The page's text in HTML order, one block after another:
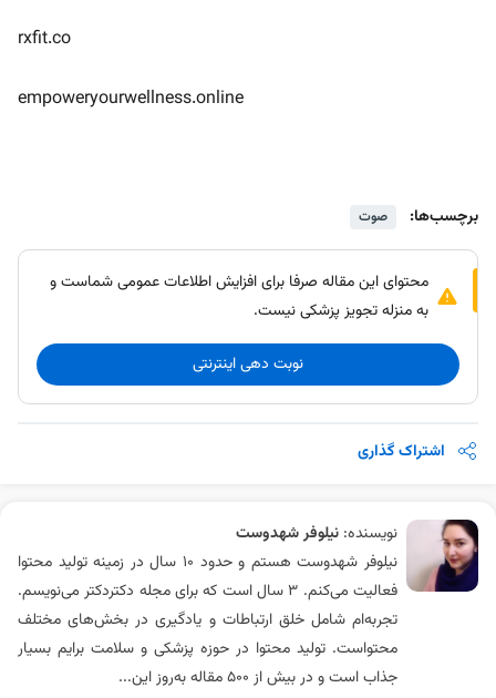
rxfit.co
empoweryourwellness.online
برچسب‌ها: صوت
محتوای این مقاله صرفا برای افزایش اطلاعات عمومی شماست و
به منزله تجویز پزشکی نیست.
نوبت دهی اینترنتی
اشتراک گذاری
نویسنده: نیلوفر شهدوست
نیلوفر شهدوست هستم و حدود 10 سال در زمینه تولید محتوا
فعالیت می‌کنم. 3 سال است که برای مجله دکتردکتر می‌نویسم.
تجربه‌ام شامل خلق ارتباطات و یادگیری در بخش‌های مختلف
محتواست. تولید محتوا در حوزه پزشکی و سلامت برایم بسیار
جذاب است و در بیش از ۵۰۰ مقاله به‌روز این...